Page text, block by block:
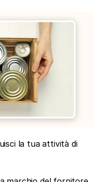
la tua attività di